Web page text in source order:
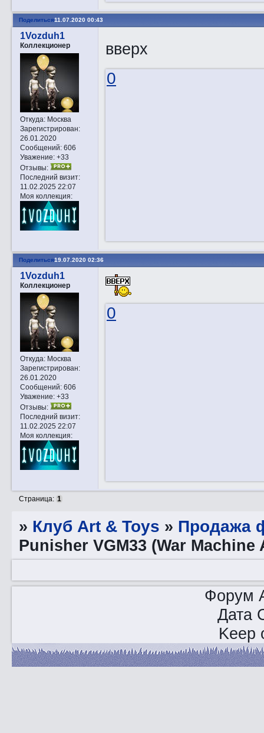
Поделиться11.07.2020 00:43
1Vozduh1
Коллекционер
Откуда:Москва
Зарегистрирован:
26.01.2020
Сообщений:606
Уважение: +33
Отзывы:
Последний визит:
11.02.2025 22:07
Моя коллекция:
вверх
0
Поделиться19.07.2020 02:36
1Vozduh1
Коллекционер
Откуда:Москва
Зарегистрирован:
26.01.2020
Сообщений:606
Уважение: +33
Отзывы:
Последний визит:
11.02.2025 22:07
Моя коллекция:
0
Страница: 1
» Клуб Art & Toys » Продажа
Punisher VGM33 (War
Форум
Дата
Keep